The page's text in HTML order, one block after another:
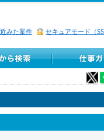
みた案件 セキュアモード（